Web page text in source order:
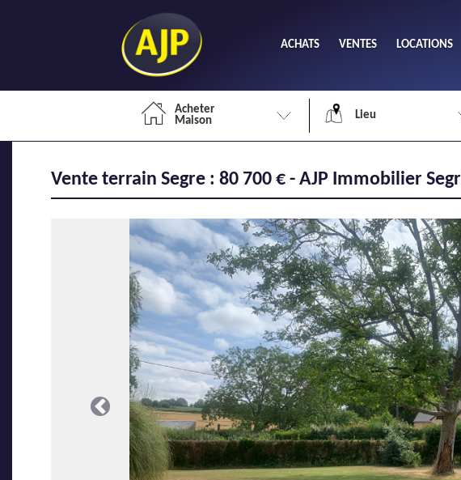
ACHATS VENTES LOCATIONS
Acheter
Maison
Lieu
Vente terrain Segre : 80 700 € - AJP Immobilier
Précédente